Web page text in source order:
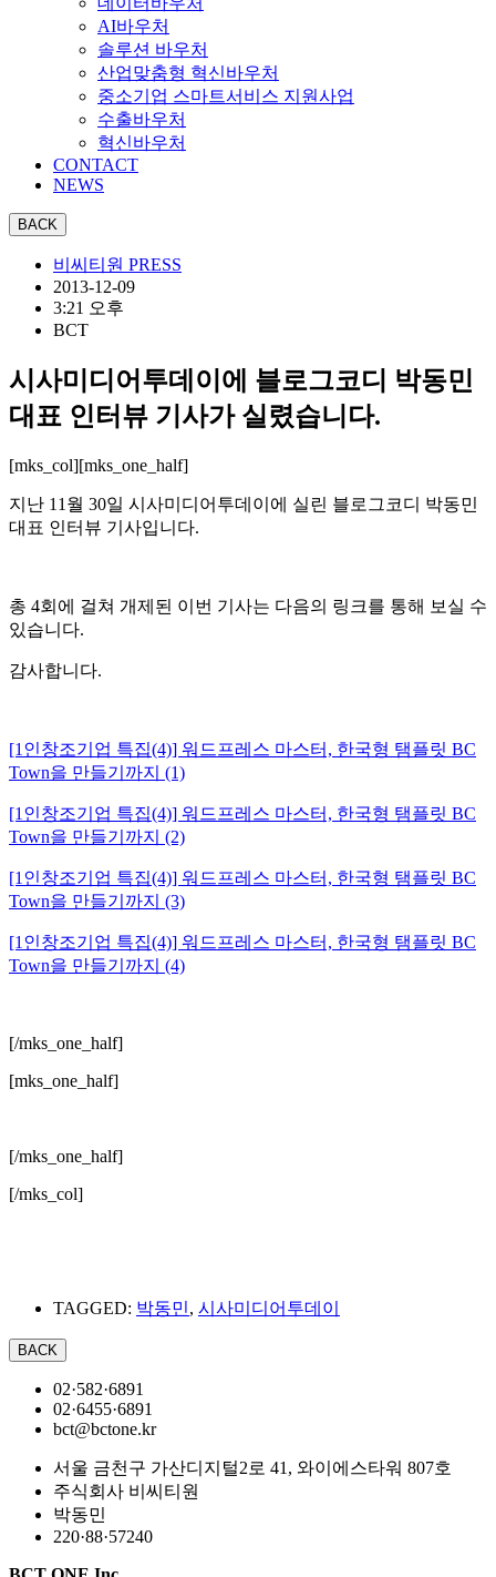
AI바우처
솔루션 바우처
산업맞춤형 혁신바우처
중소기업 스마트서비스 지원사업
수출바우처
혁신바우처
CONTACT
NEWS
비씨티원 PRESS
2013-12-09
3:21 오후
BCT
시사미디어투데이에 블로그코디 박동민
대표 인터뷰 기사가 실렸습니다.
[mks_col][mks_one_half]
지난 11월 30일 시사미디어투데이에 실린 블로그코디 박동민
대표 인터뷰 기사입니다.
총 4회에 걸쳐 개제된 이번 기사는 다음의 링크를 통해 보실 수
있습니다.
감사합니다.
[1인창조기업 특집(4)] 워드프레스 마스터, 한국형 탬플릿 BC
Town을 만들기까지 (1)
[1인창조기업 특집(4)] 워드프레스 마스터, 한국형 탬플릿 BC
Town을 만들기까지 (2)
[1인창조기업 특집(4)] 워드프레스 마스터, 한국형 탬플릿 BC
Town을 만들기까지 (3)
[1인창조기업 특집(4)] 워드프레스 마스터, 한국형 탬플릿 BC
Town을 만들기까지 (4)
[/mks_one_half]
[mks_one_half]
[/mks_one_half]
[/mks_col]
TAGGED: 박동민, 시사미디어투데이
02·582·6891
02·6455·6891
bct@bctone.kr
서울 금천구 가산디지털2로 41, 와이에스타워 807호
주식회사 비씨티원
박동민
220·88·57240